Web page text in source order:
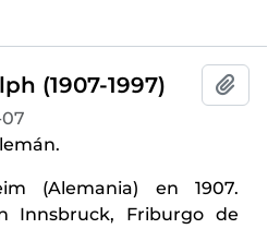
(1907-1997)
07
(Alemania) en 1907.
Innsbruck, Friburgo de